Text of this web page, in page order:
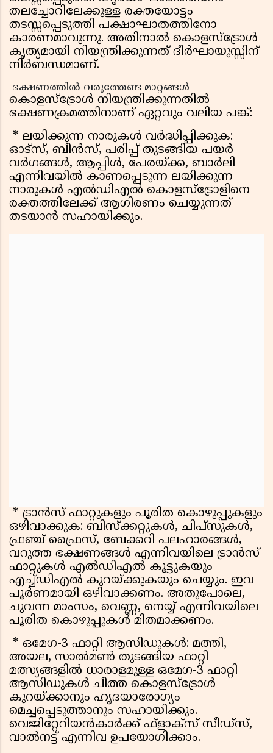
തലച്ചോറിലേക്കുള്ള രക്തയോട്ടം
തടസ്സപ്പെടുത്തി പക്ഷാഘാതത്തിനോ
കാരണമാവുന്നു. അതിനാൽ കൊളസ്‌ട്രോൾ
കൃത്യമായി നിയന്ത്രിക്കുന്നത് ദീർഘായുസ്സിന്
നിർബന്ധമാണ്.
ഭക്ഷണത്തിൽ വരുത്തേണ്ട മാറ്റങ്ങൾ
കൊളസ്‌ട്രോൾ നിയന്ത്രിക്കുന്നതിൽ
ഭക്ഷണക്രമത്തിനാണ് ഏറ്റവും വലിയ പങ്ക്:
* ലയിക്കുന്ന നാരുകൾ വർദ്ധിപ്പിക്കുക:
ഓട്സ്, ബീൻസ്, പരിപ്പ് തുടങ്ങിയ പയർ
വർഗങ്ങൾ, ആപ്പിൾ, പേരയ്ക്ക, ബാർലി
എന്നിവയിൽ കാണപ്പെടുന്ന ലയിക്കുന്ന
നാരുകൾ എൽഡിഎൽ കൊളസ്‌ട്രോളിനെ
രക്തത്തിലേക്ക് ആഗിരണം ചെയ്യുന്നത്
തടയാൻ സഹായിക്കും.
* ട്രാൻസ് ഫാറ്റുകളും പൂരിത കൊഴുപ്പുകളും
ഒഴിവാക്കുക: ബിസ്‌ക്കറ്റുകൾ, ചിപ്‌സുകൾ,
ഫ്രഞ്ച് ഫ്രൈസ്, ബേക്കറി പലഹാരങ്ങൾ,
വറുത്ത ഭക്ഷണങ്ങൾ എന്നിവയിലെ ട്രാൻസ്
ഫാറ്റുകൾ എൽഡിഎൽ കൂട്ടുകയും
എച്ച്ഡിഎൽ കുറയ്ക്കുകയും ചെയ്യും. ഇവ
പൂർണമായി ഒഴിവാക്കണം. അതുപോലെ,
ചുവന്ന മാംസം, വെണ്ണ, നെയ്യ് എന്നിവയിലെ
പൂരിത കൊഴുപ്പുകൾ മിതമാക്കണം.
* ഒമേഗ-3 ഫാറ്റി ആസിഡുകൾ: മത്തി,
അയല, സാൽമൺ തുടങ്ങിയ ഫാറ്റി
മത്സ്യങ്ങളിൽ ധാരാളമുള്ള ഒമേഗ-3 ഫാറ്റി
ആസിഡുകൾ ചീത്ത കൊളസ്‌ട്രോൾ
കുറയ്ക്കാനും ഹൃദയാരോഗ്യം
മെച്ചപ്പെടുത്താനും സഹായിക്കും.
വെജിറ്റേറിയൻകാർക്ക് ഫ്ളാക്സ് സീഡ്സ്,
വാൽനട്ട് എന്നിവ ഉപയോഗിക്കാം.